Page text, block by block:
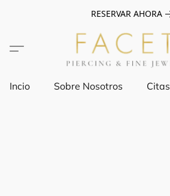
RESERVAR AHORA
Incio Sobre Nosotros Citas